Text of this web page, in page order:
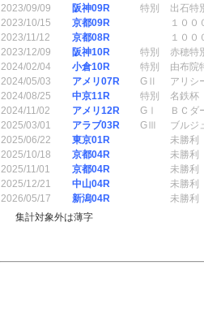
2023/09/09
阪神09R 特別
出石特
2023/10/15
京都09R
１００
2023/11/12
京都08R
１００
2023/12/09
阪神10R 特別
赤穂特
2024/02/04
小倉10R 特別
由布院
2024/05/03
アメリ07R GⅡ
アリシ
2024/08/25
中京11R 特別
名鉄杯
2024/11/02
アメリ12R GⅠ
ＢＣダ
2025/03/01
アラブ03R GⅢ
ブルジ
2025/06/22
東京01R
未勝利
2025/10/18
京都04R
未勝利
2025/11/01
京都04R
未勝利
2025/12/21
中山04R
未勝利
2026/05/17
新潟04R
未勝利
集計対象外は薄字